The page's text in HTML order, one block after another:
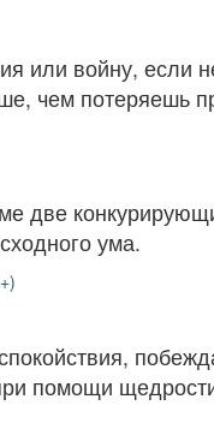
или войну, если
чем потеряешь
две
ума.
помощи